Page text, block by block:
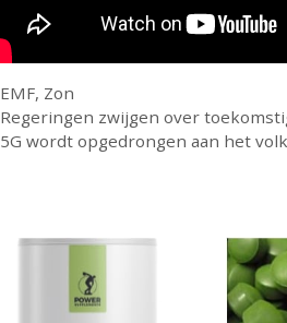
Categorieën
EMF, Zon
Regeringen zwijgen over
5G wordt opgedrongen aan het volk